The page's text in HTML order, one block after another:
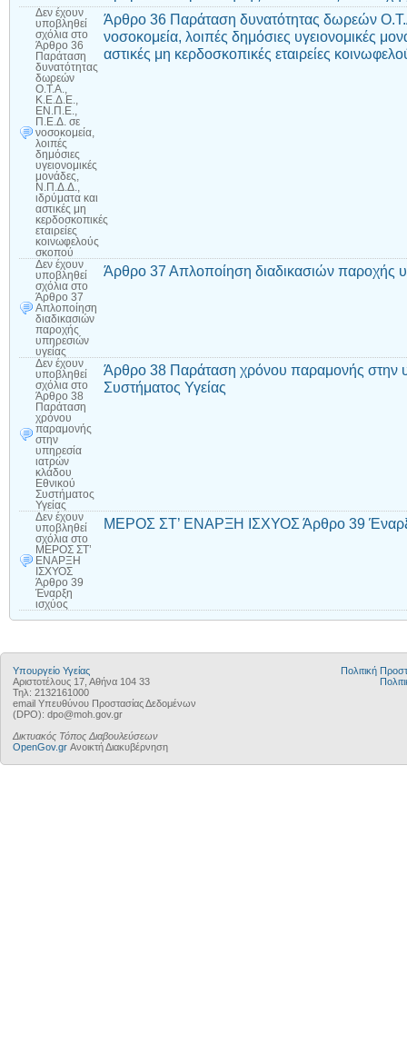
Δεν έχουν
υποβληθεί
σχόλια στο
Άρθρο 36
Παράταση
δυνατότητας
δωρεών
Ο.Τ.Α.,
Κ.Ε.Δ.Ε.,
ΕΝ.Π.Ε.,
Π.Ε.Δ. σε
νοσοκομεία,
λοιπές
δημόσιες
υγειονομικές
μονάδες,
Ν.Π.Δ.Δ.,
ιδρύματα και
αστικές μη
κερδοσκοπικές
εταιρείες
κοινωφελούς
σκοπού
Άρθρο 36 Παράταση δυνατότητας δωρεών
νοσοκομεία, λοιπές δημόσιες υγειονομικές
αστικές μη κερδοσκοπικές εταιρείες
Δεν έχουν
υποβληθεί
σχόλια στο
Άρθρο 37
Απλοποίηση
διαδικασιών
παροχής
υπηρεσιών
υγείας
Άρθρο 37 Απλοποίηση διαδικασιών παροχής
Δεν έχουν
υποβληθεί
σχόλια στο
Άρθρο 38
Παράταση
χρόνου
παραμονής
στην
υπηρεσία
ιατρών
κλάδου
Εθνικού
Συστήματος
Υγείας
Άρθρο 38 Παράταση χρόνου παραμονής στην
Συστήματος Υγείας
Δεν έχουν
υποβληθεί
σχόλια στο
ΜΕΡΟΣ ΣΤ’
ΕΝΑΡΞΗ
ΙΣΧΥΟΣ
Άρθρο 39
Έναρξη
ισχύος
ΜΕΡΟΣ ΣΤ’ ΕΝΑΡΞΗ ΙΣΧΥΟΣ Άρθρο 39
Υπουργείο Υγείας
Αριστοτέλους 17, Αθήνα 104 33
Τηλ: 2132161000
email Υπευθύνου Προστασίας Δεδομένων
(DPO): dpo@moh.gov.gr
Δικτυακός Τόπος Διαβουλεύσεων
OpenGov.gr Ανοικτή Διακυβέρνηση
Πολιτική